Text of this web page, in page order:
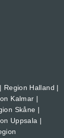
Region Halland |
Kalmar |
Skåne |
Uppsala |